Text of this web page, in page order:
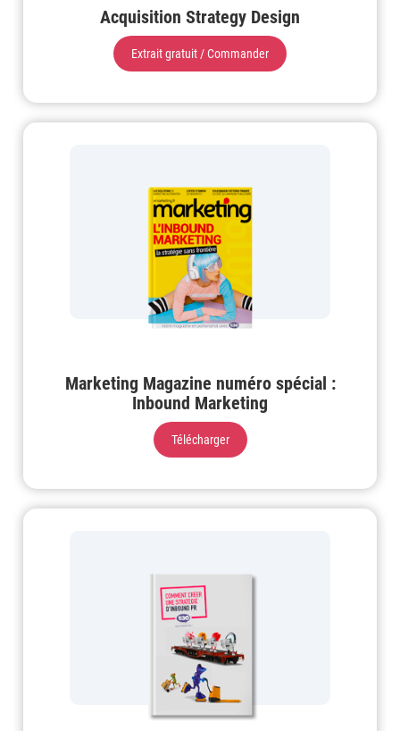
Acquisition Strategy Design
Extrait gratuit / Commander
Marketing Magazine numéro spécial :
Inbound Marketing
Télécharger